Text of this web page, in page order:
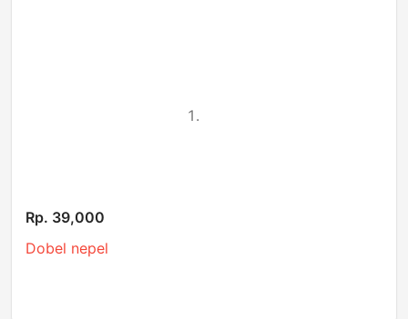
Rp. 39,000
Dobel nepel